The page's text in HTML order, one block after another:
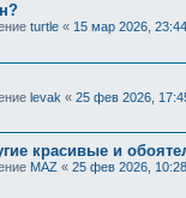
turtle « 15 мар 2026, 23:44
levak « 25 фев 2026,
красивые и
MAZ « 25 фев 2026, 10:28